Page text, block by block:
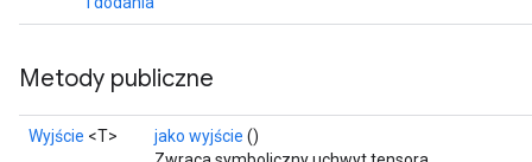
Metody publiczne
Wyjście <T> jako wyjście ()